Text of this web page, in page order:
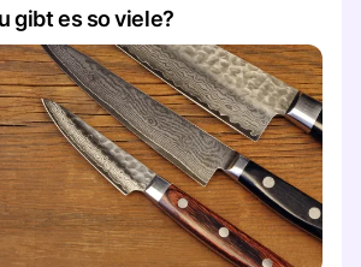
gibt es so viele?